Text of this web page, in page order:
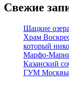
Свежие
Шацкие
Храм
который
Марфо-
Казанский
ГУМ Москвы